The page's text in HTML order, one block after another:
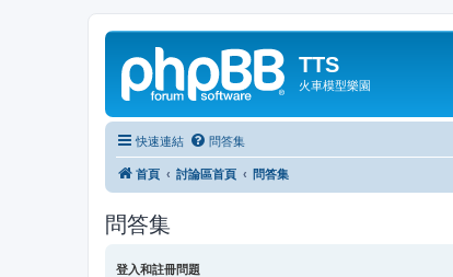
TTS
火車模型樂園
快速連結 問答集
首頁 討論區首頁 問答集
問答集
登入和註冊問題